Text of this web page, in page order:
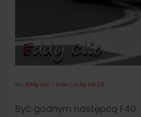
fot. Eddy Clio / flickr / cc by-nd 2.0
Być godnym następcą F40